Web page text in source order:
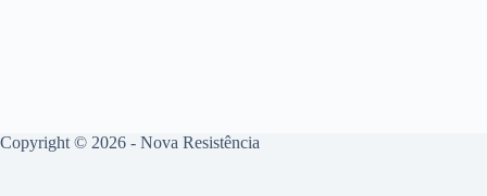
Copyright © 2026 - Nova Resistência